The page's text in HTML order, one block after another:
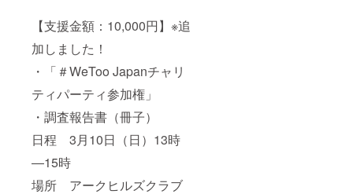
【支援金額：10,000円】※追
加しました！
・「＃WeToo Japanチャリ
ティパーティ参加権」
・調査報告書（冊子）
日程 3月10日（日）13時
―15時
場所 アークヒルズクラブ